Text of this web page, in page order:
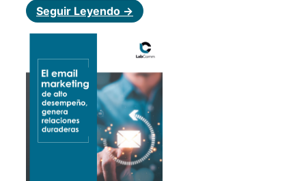
Seguir Leyendo ->
Email
de
Desempeño